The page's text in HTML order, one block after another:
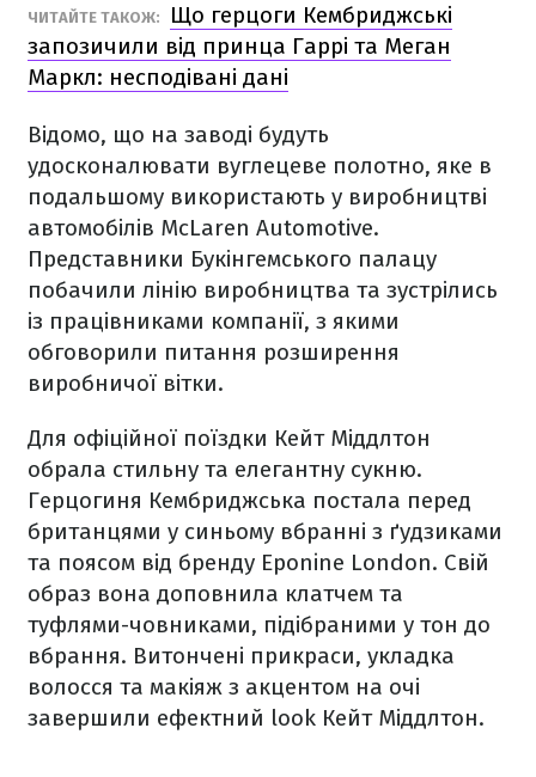
ЧИТАЙТЕ ТАКОЖ:
Що герцоги Кембриджські
запозичили від принца Гаррі та Меган
Маркл: несподівані дані
Відомо, що на заводі будуть
удосконалювати вуглецеве полотно, яке в
подальшому використають у виробництві
автомобілів McLaren Automotive.
Представники Букінгемського палацу
побачили лінію виробництва та зустрілись
із працівниками компанії, з якими
обговорили питання розширення
виробничої вітки.
Для офіційної поїздки Кейт Міддлтон
обрала стильну та елегантну сукню.
Герцогиня Кембриджська постала перед
британцями у синьому вбранні з ґудзиками
та поясом від бренду Eponine London. Свій
образ вона доповнила клатчем та
туфлями-човниками, підібраними у тон до
вбрання. Витончені прикраси, укладка
волосся та макіяж з акцентом на очі
завершили ефектний look Кейт Міддлтон.